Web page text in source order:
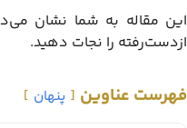
این مقاله به شما نشان
ازدست‌رفته را نجات دهید.
فهرست عناوین پنهان